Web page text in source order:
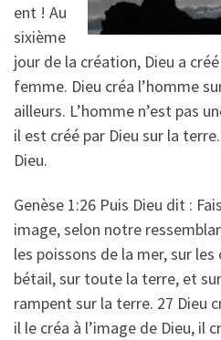
ent ! Au
sixième
jour de la création, Dieu a
femme. Dieu créa l’homme
ailleurs. L’homme n’est pas
il est créé par Dieu sur la
Dieu.
Genèse 1:26 Puis Dieu dit :
image, selon notre
les poissons de la mer, sur
bétail, sur toute la terre, et
rampent sur la terre. 27 Dieu
il le créa à l’image de Dieu, il